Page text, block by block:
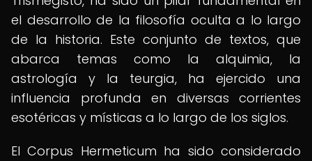
el desarrollo de la filosofía oculta a lo largo
de la historia. Este conjunto de textos, que
abarca temas como la alquimia, la
astrología y la teurgia, ha ejercido una
influencia profunda en diversas corrientes
esotéricas y místicas a lo largo de los siglos.
El Corpus Hermeticum ha sido considerado